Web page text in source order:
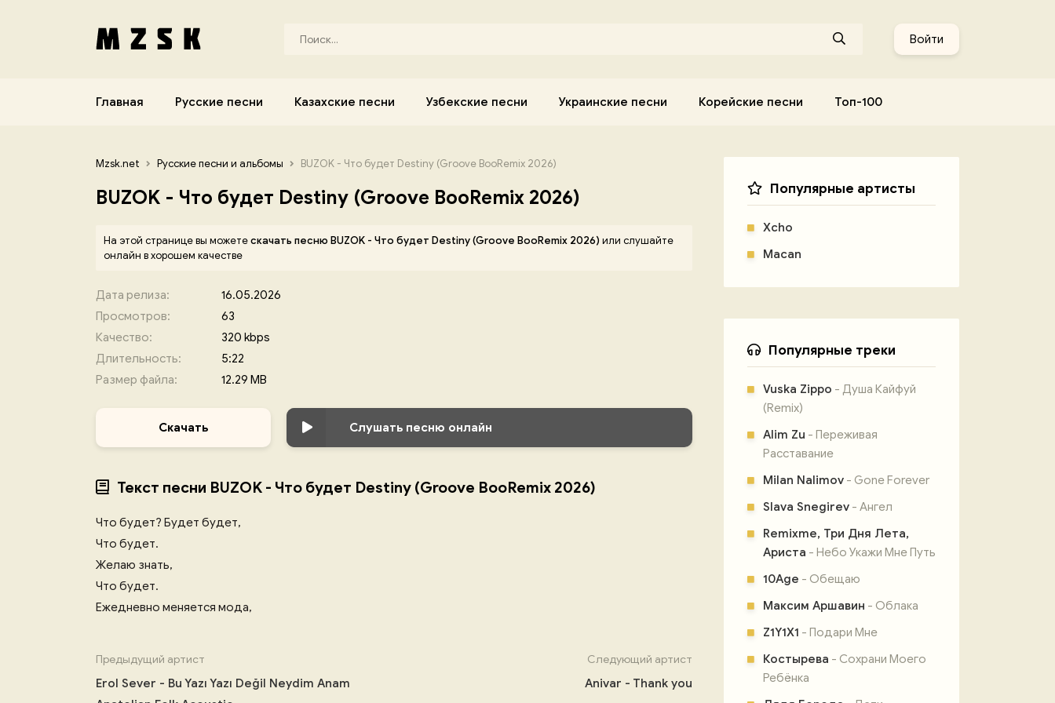
Войти
Главная Русские песни Казахские песни Узбекские песни Украинские песни Корейские песни Топ-100
Mzsk.net Русские песни и альбомы BUZOK - Что будет Destiny (Groove BooRemix 2026)
BUZOK - Что будет Destiny (Groove BooRemix 2026)
На этой странице вы можетескачать песню BUZOK - Что будет Destiny (Groove BooRemix 2026)или слушайте
онлайн в хорошем качестве
Дата релиза:
16.05.2026
Просмотров:
63
Качество:
320 kbps
Длительность:
5:22
Размер файла:
12.29 MB
Скачать Слушать песню онлайн
Текст песни BUZOK - Что будет Destiny (Groove BooRemix 2026)
Что будет? Будет будет,
Что будет.
Желаю знать,
Что будет.
Ежедневно меняется мода,
Предыдущий артист
Erol Sever - Bu Yazı Yazı Değil Neydim Anam
Следующий артист
Anivar - Thank you
Популярные артисты
Xcho
Macan
Популярные треки
Vuska Zippo - Душа Кайфуй
(Remix)
Alim Zu - Переживая
Расставание
Milan Nalimov - Gone Forever
Slava Snegirev - Ангел
Remixme, Три Дня Лета,
Ариста - Небо Укажи Мне Путь
10Age - Обещаю
Максим Аршавин - Облака
Z1Y1X1 - Подари Мне
Костырева - Сохрани Моего
Ребёнка